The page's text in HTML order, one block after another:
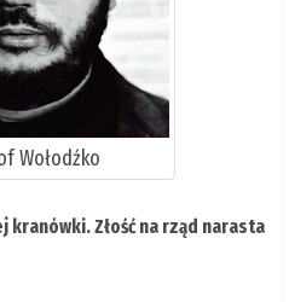
Wołodźko
kranówki. Złość na rząd narasta